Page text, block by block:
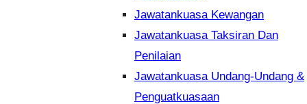
Jawatankuasa Kewangan
Jawatankuasa Taksiran Dan
Penilaian
Jawatankuasa Undang-Undang &
Penguatkuasaan